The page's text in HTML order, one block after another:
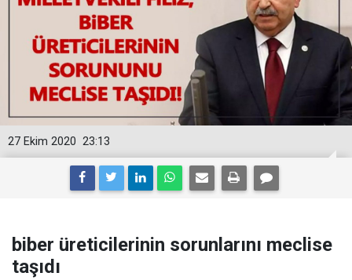
23:13
27 Ekim 2020
biber üreticilerinin sorunlarını meclise
taşıdı